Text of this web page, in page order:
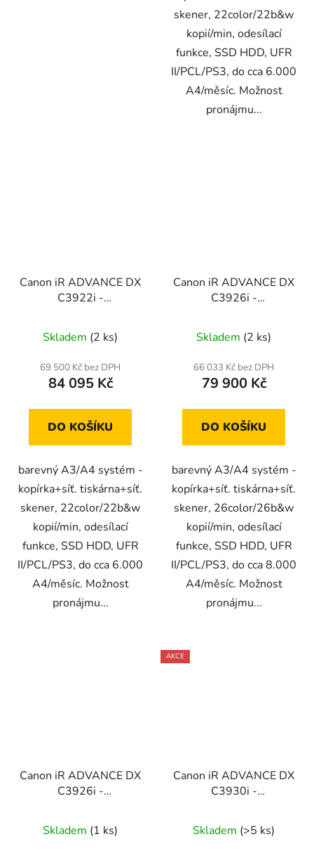
skener, 22color/22b&w
kopií/min, odesílací
funkce, SSD HDD, UFR
II/PCL/PS3, do cca 6.000
A4/měsíc. Možnost
pronájmu...
Canon iR ADVANCE DX
C3922i -
jednotka AW1 (set2)
Skladem (2 ks)
69 500 Kč bez DPH
84 095 Kč
DO KOŠÍKU
barevný A3/A4 systém -
kopírka+síť. tiskárna+síť.
skener, 22color/22b&w
kopií/min, odesílací
funkce, SSD HDD, UFR
II/PCL/PS3, do cca 6.000
A4/měsíc. Možnost
pronájmu...
Canon iR ADVANCE DX
C3926i -
Skladem (2 ks)
66 033 Kč bez DPH
79 900 Kč
DO KOŠÍKU
barevný A3/A4 systém -
kopírka+síť. tiskárna+síť.
skener, 26color/26b&w
kopií/min, odesílací
funkce, SSD HDD, UFR
II/PCL/PS3, do cca 8.000
A4/měsíc. Možnost
pronájmu...
Canon iR ADVANCE DX
C3926i -
jednotka AW1 (set2)
Skladem (1 ks)
AKCE
Canon iR ADVANCE DX
C3930i -
Skladem (>5 ks)